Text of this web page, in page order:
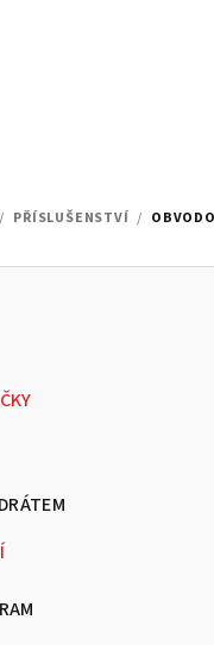
/ PŘÍSLUŠENSTVÍ /